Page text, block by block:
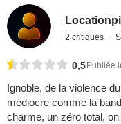
2 critiques
0,5 Publiée
Ignoble, de la violence
médiocre comme la
charme, un zéro total,